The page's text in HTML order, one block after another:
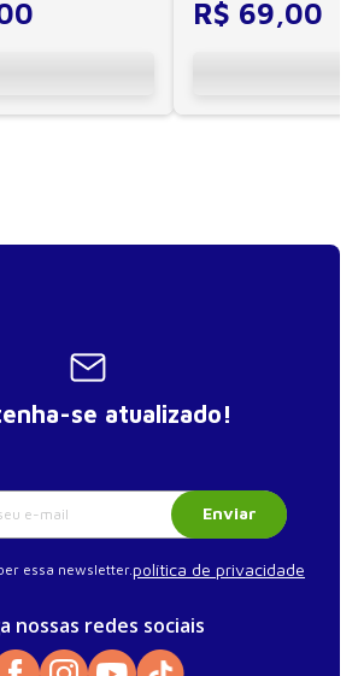
R$ 69,00
se atualizado!
Enviar
essa newsletter. política de privacidade
nossas redes sociais